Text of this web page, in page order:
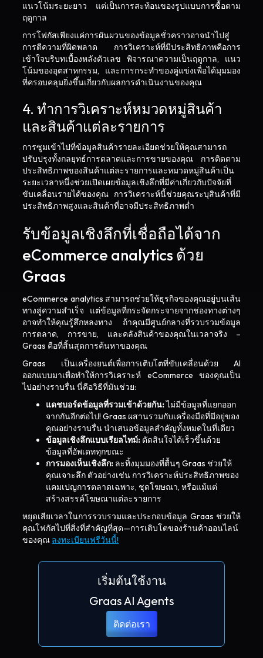
แนวโน้มระยะยาว แต่เป็นการสะท้อนของรูปแบบการซื้อตาม
ฤดูกาล
การโฟกัสเพียงแค่การผันผวนของข้อมูลชั่วคราวอาจนำไปสู่
การตีความที่ผิดพลาด การวิเคราะห์ที่มีประสิทธิภาพคือการ
เข้าใจบริบทเบื้องหลังตัวเลข พิจารณาความเป็นฤดูกาล, แนว
โน้มของอุตสาหกรรม, และการกระทำของคู่แข่งเพื่อได้มุมมอง
ที่ครอบคลุมยิ่งขึ้นเกี่ยวกับผลการดำเนินงานของคุณ
4. ทำการวิเคราะห์หมวดหมู่สินค้า
และสินค้าแต่ละรายการ
การซูมเข้าไปที่ข้อมูลสินค้ารายละเอียดช่วยให้คุณสามารถ
ปรับปรุงทั้งกลยุทธ์การตลาดและการขายของคุณ การติดตาม
ประสิทธิภาพของสินค้าแต่ละรายการและหมวดหมู่สินค้าเป็น
ระยะเวลาหนึ่งช่วยเปิดเผยข้อมูลเชิงลึกที่มีค่าเกี่ยวกับปัจจัยที่
ขับเคลื่อนรายได้ของคุณ การวิเคราะห์นี้ช่วยคุณระบุสินค้าที่มี
ประสิทธิภาพสูงและสินค้าที่อาจมีประสิทธิภาพต่ำ
รับข้อมูลเชิงลึกที่เชื่อถือได้จาก
eCommerce analytics ด้วย
Graas
eCommerce analytics สามารถช่วยให้ธุรกิจของคุณอยู่บนเส้น
ทางสู่ความสำเร็จ แต่ข้อมูลที่กระจัดกระจายจากช่องทางต่างๆ
อาจทำให้คุณรู้สึกหลงทาง ถ้าคุณมีศูนย์กลางที่รวบรวมข้อมูล
การตลาด, การขาย, และคลังสินค้าของคุณในเวลาจริง –
Graas คือที่สิ้นสุดการค้นหาของคุณ
Graas เป็นเครื่องยนต์เพื่อการเติบโตที่ขับเคลื่อนด้วย AI
ออกแบบมาเพื่อทำให้การวิเคราะห์ eCommerce ของคุณเป็น
ไปอย่างราบรื่น นี่คือวิธีที่มันช่วย:
แดชบอร์ดข้อมูลที่รวมเข้าด้วยกัน:ไม่มีข้อมูลที่แยกออก
จากกันอีกต่อไป! Graas ผสานรวมกับเครื่องมือที่มีอยู่ของ
คุณอย่างราบรื่น นำเสนอข้อมูลสำคัญทั้งหมดในที่เดียว
ข้อมูลเชิงลึกแบบเรียลไทม์: ตัดสินใจได้เร็วขึ้นด้วย
ข้อมูลที่อัพเดททุกขณะ
การมองเห็นเชิงลึก: ละทิ้งมุมมองที่ตื้นๆ Graas ช่วยให้
คุณเจาะลึก ตัวอย่างเช่น การวิเคราะห์ประสิทธิภาพของ
แคมเปญการตลาดเฉพาะ, ชุดโฆษณา, หรือแม้แต่
สร้างสรรค์โฆษณาแต่ละรายการ
หยุดเสียเวลาในการรวบรวมและประกอบข้อมูล Graas ช่วยให้
คุณโฟกัสไปที่สิ่งที่สำคัญที่สุด—การเติบโตของร้านค้าออนไลน์
ของคุณ ลงทะเบียนฟรีวันนี้!
เริ่มต้นใช้งาน
Graas AI Agents
ติดต่อเรา